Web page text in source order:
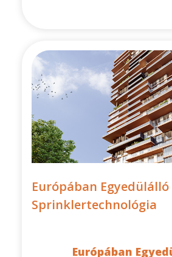
Európában Egyedülálló
Sprinklertechnológia
Európában